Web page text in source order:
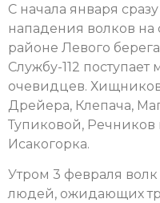
С начала января
нападения волков
районе Левого
Службу-112 поступает
очевидцев.
Дрейера, Клепача,
Тупиковой,
Исакогорка.
Утром 3 февраля
людей, ожидающих